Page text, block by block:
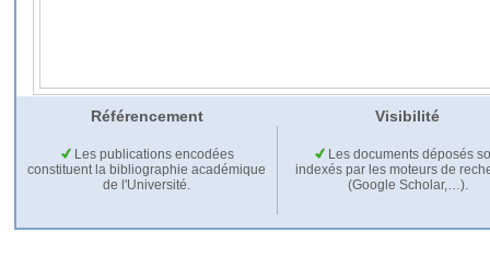
Référencement Visibilité
Les publications encodées
constituent la bibliographie académique
de l'Université.
Les documents déposés
indexés par les moteurs de
(Google Scholar,…).